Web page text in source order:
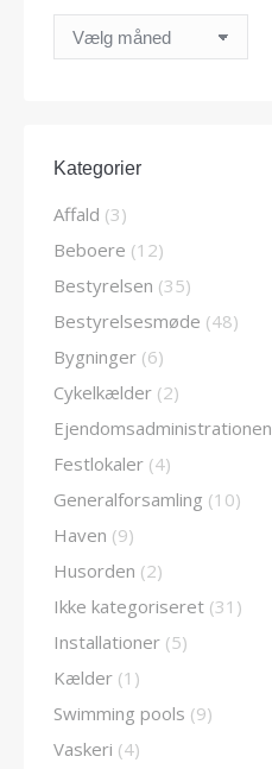
Arkiver
Kategorier
Affald (3)
Beboere (12)
Bestyrelsen (35)
Bestyrelsesmøde (48)
Bygninger (6)
Cykelkælder (2)
Ejendomsadministrationen
Festlokaler (4)
Generalforsamling (10)
Haven (9)
Husorden (2)
Ikke kategoriseret (31)
Installationer (5)
Kælder (1)
Swimming pools (9)
Vaskeri (4)